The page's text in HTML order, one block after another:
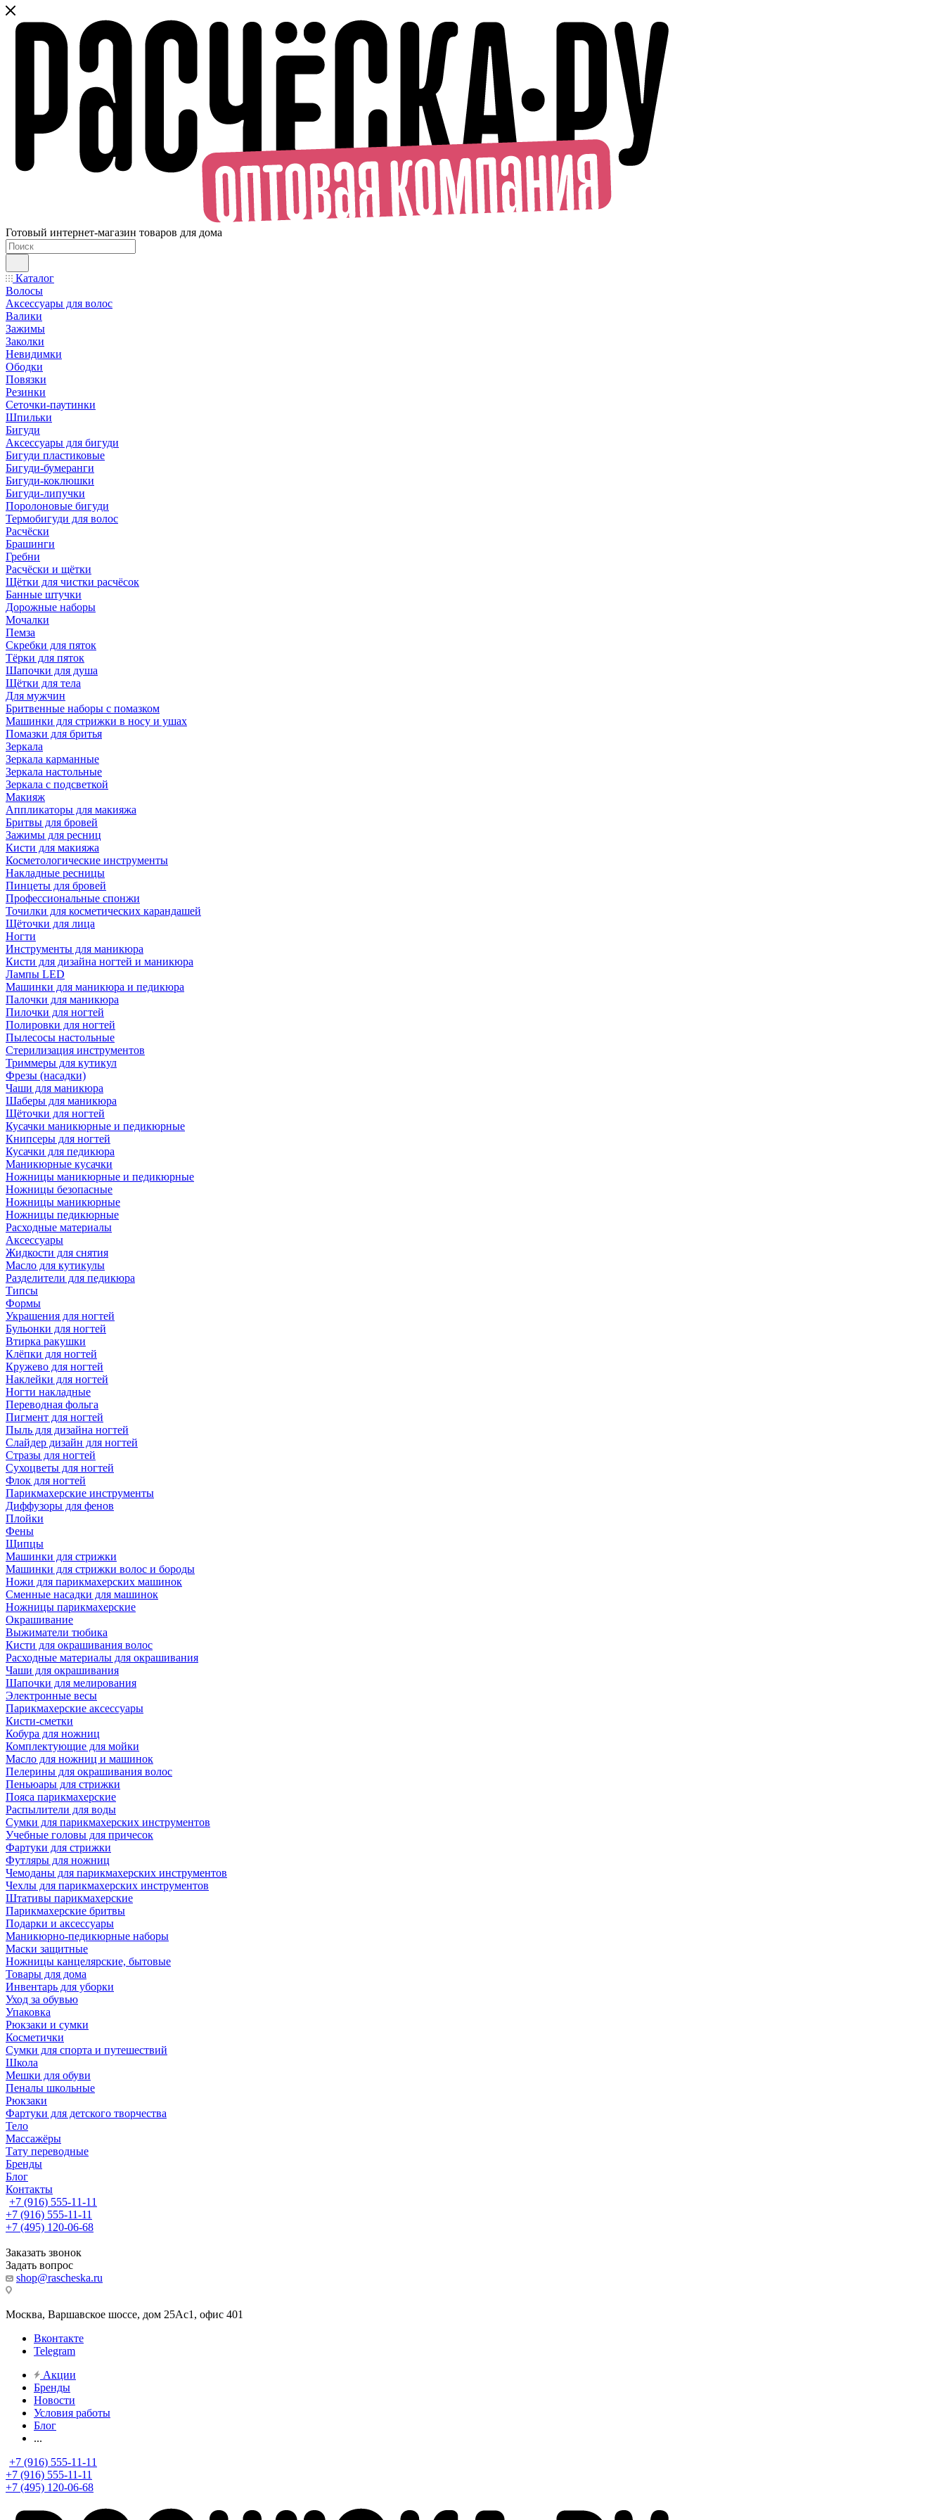
Готовый интернет-магазин товаров для дома
Каталог
Волосы
Аксессуары для волос
Валики
Зажимы
Заколки
Невидимки
Ободки
Повязки
Резинки
Сеточки-паутинки
Шпильки
Бигуди
Аксессуары для бигуди
Бигуди пластиковые
Бигуди-бумеранги
Бигуди-коклюшки
Бигуди-липучки
Поролоновые бигуди
Термобигуди для волос
Расчёски
Брашинги
Гребни
Расчёски и щётки
Щётки для чистки расчёсок
Банные штучки
Дорожные наборы
Мочалки
Пемза
Скребки для пяток
Тёрки для пяток
Шапочки для душа
Щётки для тела
Для мужчин
Бритвенные наборы с помазком
Машинки для стрижки в носу и ушах
Помазки для бритья
Зеркала
Зеркала карманные
Зеркала настольные
Зеркала с подсветкой
Макияж
Аппликаторы для макияжа
Бритвы для бровей
Зажимы для ресниц
Кисти для макияжа
Косметологические инструменты
Накладные ресницы
Пинцеты для бровей
Профессиональные спонжи
Точилки для косметических карандашей
Щёточки для лица
Ногти
Инструменты для маникюра
Кисти для дизайна ногтей и маникюра
Лампы LED
Машинки для маникюра и педикюра
Палочки для маникюра
Пилочки для ногтей
Полировки для ногтей
Пылесосы настольные
Стерилизация инструментов
Триммеры для кутикул
Фрезы (насадки)
Чаши для маникюра
Шаберы для маникюра
Щёточки для ногтей
Кусачки маникюрные и педикюрные
Книпсеры для ногтей
Кусачки для педикюра
Маникюрные кусачки
Ножницы маникюрные и педикюрные
Ножницы безопасные
Ножницы маникюрные
Ножницы педикюрные
Расходные материалы
Аксессуары
Жидкости для снятия
Масло для кутикулы
Разделители для педикюра
Типсы
Формы
Украшения для ногтей
Бульонки для ногтей
Втирка ракушки
Клёпки для ногтей
Кружево для ногтей
Наклейки для ногтей
Ногти накладные
Переводная фольга
Пигмент для ногтей
Пыль для дизайна ногтей
Слайдер дизайн для ногтей
Стразы для ногтей
Сухоцветы для ногтей
Флок для ногтей
Парикмахерские инструменты
Диффузоры для фенов
Плойки
Фены
Щипцы
Машинки для стрижки
Машинки для стрижки волос и бороды
Ножи для парикмахерских машинок
Сменные насадки для машинок
Ножницы парикмахерские
Окрашивание
Выжиматели тюбика
Кисти для окрашивания волос
Расходные материалы для окрашивания
Чаши для окрашивания
Шапочки для мелирования
Электронные весы
Парикмахерские аксессуары
Кисти-сметки
Кобура для ножниц
Комплектующие для мойки
Масло для ножниц и машинок
Пелерины для окрашивания волос
Пеньюары для стрижки
Пояса парикмахерские
Распылители для воды
Сумки для парикмахерских инструментов
Учебные головы для причесок
Фартуки для стрижки
Футляры для ножниц
Чемоданы для парикмахерских инструментов
Чехлы для парикмахерских инструментов
Штативы парикмахерские
Парикмахерские бритвы
Подарки и аксессуары
Маникюрно-педикюрные наборы
Маски защитные
Ножницы канцелярские, бытовые
Товары для дома
Инвентарь для уборки
Уход за обувью
Упаковка
Рюкзаки и сумки
Косметички
Сумки для спорта и путешествий
Школа
Мешки для обуви
Пеналы школьные
Рюкзаки
Фартуки для детского творчества
Тело
Массажёры
Тату переводные
Бренды
Блог
Контакты
+7 (916) 555-11-11
+7 (916) 555-11-11
+7 (495) 120-06-68
Заказать звонок
Задать вопрос
shop@rascheska.ru
Москва, Варшавское шоссе, дом 25Аc1, офис 401
Вконтакте
Telegram
Акции
Бренды
Новости
Условия работы
Блог
...
+7 (916) 555-11-11
+7 (916) 555-11-11
+7 (495) 120-06-68